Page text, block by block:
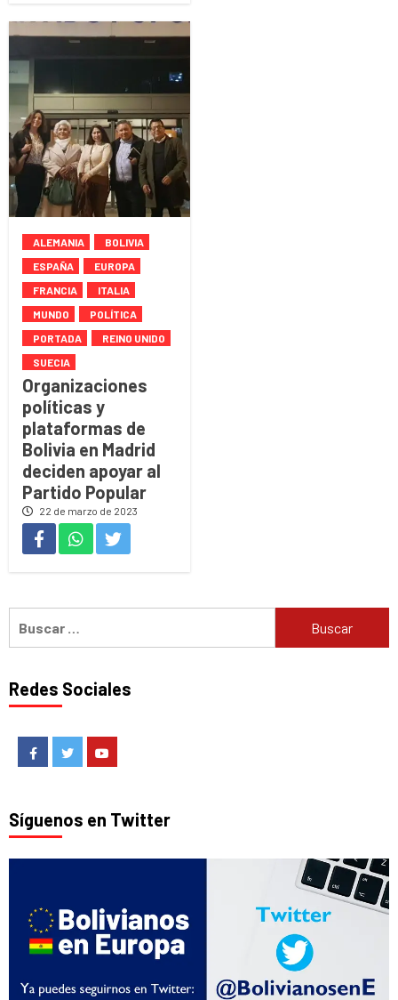
ALEMANIA
BOLIVIA
ESPAÑA
EUROPA
FRANCIA
ITALIA
MUNDO
POLÍTICA
PORTADA
REINO UNIDO
SUECIA
Organizaciones
políticas y
plataformas de
Bolivia en Madrid
deciden apoyar al
Partido Popular
22 de marzo de 2023
Redes Sociales
FacebookTwitter
Síguenos en Twitter